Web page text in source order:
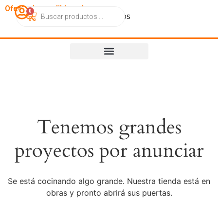
OfertasImperdibles.cl
CatálogoContactoNosotros
0
Tenemos grandes
proyectos por anunciar
Se está cocinando algo grande. Nuestra tienda está en
obras y pronto abrirá sus puertas.